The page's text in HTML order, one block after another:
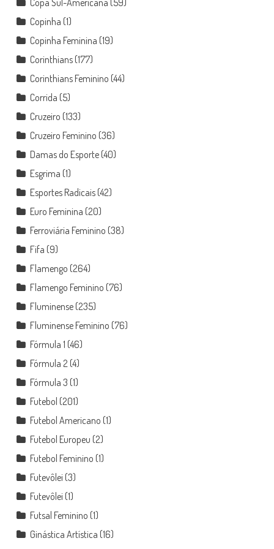
Copa Sul-Americana (59)
Copinha (1)
Copinha Feminina (19)
Corinthians(177)
Corinthians Feminino (44)
Corrida (5)
Cruzeiro (133)
Cruzeiro Feminino (36)
Damas do Esporte(40)
Esgrima (1)
Esportes Radicais(42)
Euro Feminina (20)
Ferroviária Feminino (38)
Fifa (9)
Flamengo (264)
Flamengo Feminino (76)
Fluminense(235)
Fluminense Feminino (76)
Fórmula 1 (46)
Fórmula 2(4)
Fórmula 3 (1)
Futebol (201)
Futebol Americano (1)
Futebol Europeu (2)
Futebol Feminino (1)
Futevôlei (3)
Futevôlei (1)
Futsal Feminino (1)
Ginástica Artística (16)